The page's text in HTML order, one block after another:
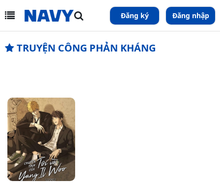
Đăng ký Đăng nhập
TRUYỆN CÔNG PHẢN KHÁNG